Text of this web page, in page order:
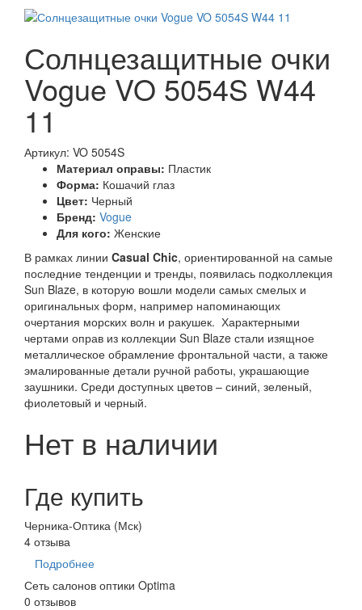
Солнцезащитные очки
Vogue VO 5054S W44
11
Артикул: VO 5054S
Материал оправы: Пластик
Форма: Кошачий глаз
Цвет: Черный
Бренд: Vogue
Для кого: Женские
В рамках линии Casual Chic, ориентированной на самые
последние тенденции и тренды, появилась подколлекция
Sun Blaze, в которую вошли модели самых смелых и
оригинальных форм, например напоминающих
очертания морских волн и ракушек. Характерными
чертами оправ из коллекции Sun Blaze стали изящное
металлическое обрамление фронтальной части, а также
эмалированные детали ручной работы, украшающие
заушники. Среди доступных цветов – синий, зеленый,
фиолетовый и черный.
Нет в наличии
Где купить
Черника-Оптика (Мск)
4 отзыва
Подробнее
Сеть салонов оптики Optima
0 отзывов